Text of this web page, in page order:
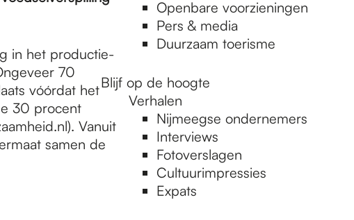
Openbare voorzieningen
Pers & media
Duurzaam toerisme
Blijf op de hoogte
Verhalen
Nijmeegse ondernemers
Interviews
Fotoverslagen
Cultuurimpressies
Expats
in het productie-
70
vóórdat het
30 procent
Vanuit
samen de